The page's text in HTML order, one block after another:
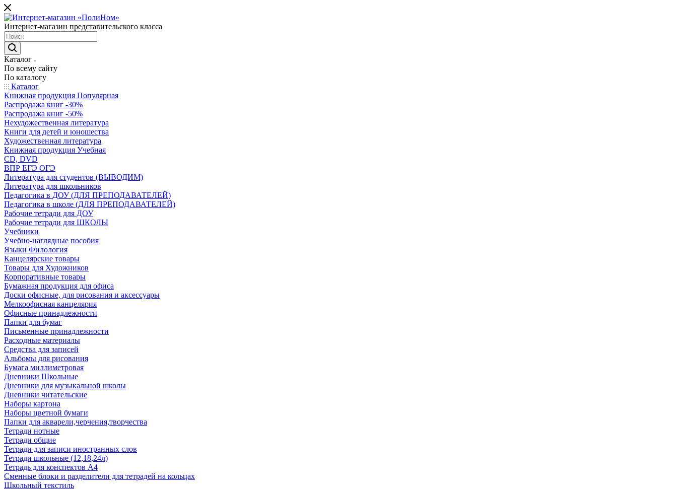
Интернет-магазин представительского класса
Каталог
По всему сайту
По каталогу
Каталог
Книжная продукция Популярная
Распродажа книг -30%
Распродажа книг -50%
Нехудожественная литература
Книги для детей и юношества
Художественная литература
Книжная продукция Учебная
CD, DVD
ВПР ЕГЭ ОГЭ
Литература для студентов (ВЫВОДИМ)
Литература для школьников
Педагогика в ДОУ (ДЛЯ ПРЕПОДАВАТЕЛЕЙ)
Педагогика в школе (ДЛЯ ПРЕПОДАВАТЕЛЕЙ)
Рабочие тетради для ДОУ
Рабочие тетради для ШКОЛЫ
Учебники
Учебно-наглядные пособия
Языки Филология
Канцелярские товары
Товары для Художников
Корпоративные товары
Бумажная продукция для офиса
Доски офисные, для рисования и аксессуары
Мелкоофисная канцелярия
Офисные принадлежности
Папки для бумаг
Письменные принадлежности
Расходные материалы
Средства для записей
Альбомы для рисования
Бумага миллиметровая
Дневники Школьные
Дневники для музыкальной школы
Дневники читательские
Наборы картона
Наборы цветной бумаги
Папки для акварели,черчения,творчества
Тетради нотные
Тетради общие
Тетради для записи иностранных слов
Тетради школьные (12,18,24л)
Тетрадь для конспектов А4
Сменные блоки и разделители для тетрадей на кольцах
Школьный текстиль